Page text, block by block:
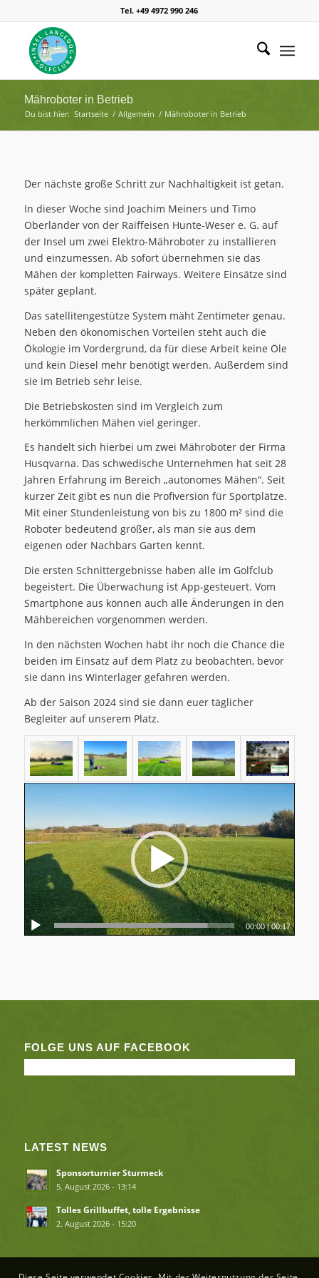
Tel. +49 4972 990 246
Mähroboter in Betrieb
Du bist hier: Startseite / Allgemein / Mähroboter in Betrieb
Der nächste große Schritt zur Nachhaltigkeit ist getan.
In dieser Woche sind Joachim Meiners und Timo
Oberländer von der Raiffeisen Hunte-Weser e. G. auf
der Insel um zwei Elektro-Mähroboter zu installieren
und einzumessen. Ab sofort übernehmen sie das
Mähen der kompletten Fairways. Weitere Einsätze sind
später geplant.
Das satellitengestütze System mäht Zentimeter genau.
Neben den ökonomischen Vorteilen steht auch die
Ökologie im Vordergrund, da für diese Arbeit keine Öle
und kein Diesel mehr benötigt werden. Außerdem sind
sie im Betrieb sehr leise.
Die Betriebskosten sind im Vergleich zum
herkömmlichen Mähen viel geringer.
Es handelt sich hierbei um zwei Mähroboter der Firma
Husqvarna. Das schwedische Unternehmen hat seit 28
Jahren Erfahrung im Bereich „autonomes Mähen“. Seit
kurzer Zeit gibt es nun die Profiversion für Sportplätze.
Mit einer Stundenleistung von bis zu 1800 m² sind die
Roboter bedeutend größer, als man sie aus dem
eigenen oder Nachbars Garten kennt.
Die ersten Schnittergebnisse haben alle im Golfclub
begeistert. Die Überwachung ist App-gesteuert. Vom
Smartphone aus können auch alle Änderungen in den
Mähbereichen vorgenommen werden.
In den nächsten Wochen habt ihr noch die Chance die
beiden im Einsatz auf dem Platz zu beobachten, bevor
sie dann ins Winterlager gefahren werden.
Ab der Saison 2024 sind sie dann euer täglicher
Begleiter auf unserem Platz.
00:00|00:17
FOLGE UNS AUF FACEBOOK
LATEST NEWS
Sponsorturnier Sturmeck
5. August 2026 - 13:14
Tolles Grillbuffet, tolle Ergebnisse
2. August 2026 - 15:20